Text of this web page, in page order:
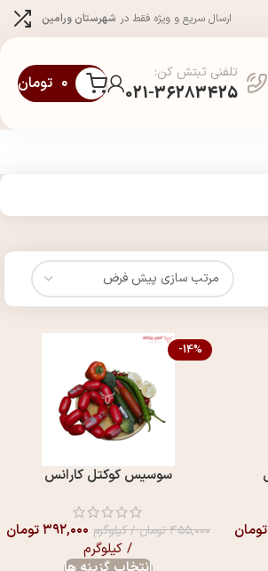
ارسال سریع و ویژه فقط در شهرستان ورامین
تلفنی ثبتش کن:
021-36283425 ۰ تومان
تومان
-14%
سوسيس کوکتل کارانس
۴۵۵,۰۰۰تومان/ کیلوگرم ۳۹۲,۰۰۰تومان
/ کیلوگرم